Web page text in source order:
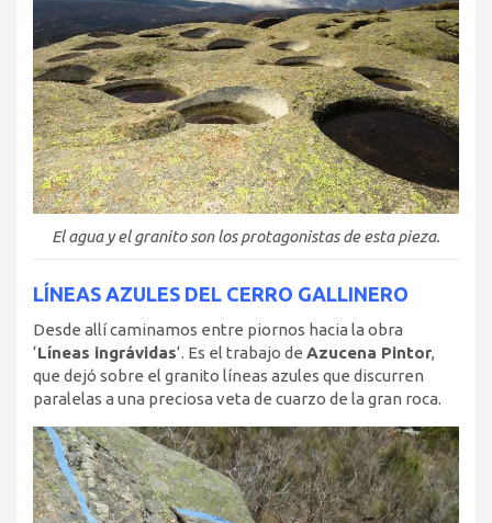
El agua y el granito son los protagonistas de esta pieza.
LÍNEAS AZULES DEL CERRO GALLINERO
Desde allí caminamos entre piornos hacia la obra
‘Líneas ingrávidas‘. Es el trabajo de Azucena Pintor,
que dejó sobre el granito líneas azules que discurren
paralelas a una preciosa veta de cuarzo de la gran roca.